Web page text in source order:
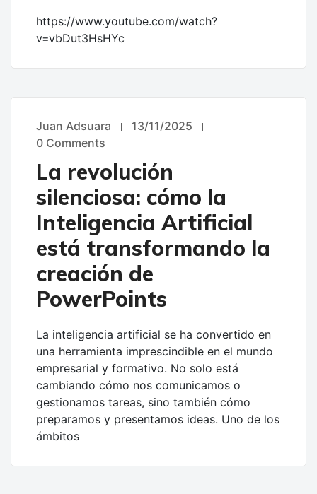
https://www.youtube.com/watch?
v=vbDut3HsHYc
UNCATEGORIZED
Juan Adsuara
13/11/2025
0 Comments
La revolución
silenciosa: cómo la
Inteligencia Artificial
está transformando la
creación de
PowerPoints
La inteligencia artificial se ha convertido en
una herramienta imprescindible en el mundo
empresarial y formativo. No solo está
cambiando cómo nos comunicamos o
gestionamos tareas, sino también cómo
preparamos y presentamos ideas. Uno de los
ámbitos